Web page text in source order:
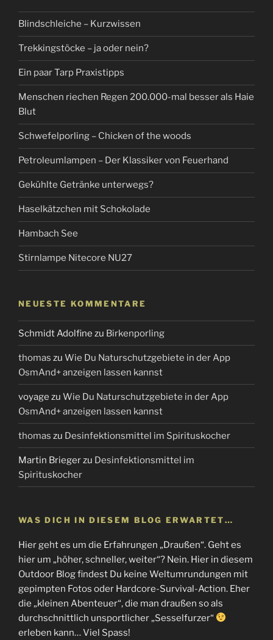
Blindschleiche – Kurzwissen
Trekkingstöcke – ja oder nein?
Ein paar Tarp Praxistipps
Menschen riechen Regen 200.000-mal besser als Haie
Blut
Schwefelporling – Chicken of the woods
Petroleumlampen – Der Klassiker von Feuerhand
Gekühlte Getränke unterwegs?
Haselkätzchen mit Schokolade
Hambach See
Stirnlampe Nitecore NU27
NEUESTE KOMMENTARE
Schmidt Adolfine zu Birkenporling
thomas zu Wie Du Naturschutzgebiete in der App
OsmAnd+ anzeigen lassen kannst
voyage zu Wie Du Naturschutzgebiete in der App
OsmAnd+ anzeigen lassen kannst
thomas zu Desinfektionsmittel im Spirituskocher
Martin Briegerzu Desinfektionsmittel im
Spirituskocher
WAS DICH IN DIESEM BLOG ERWARTET…
Hier geht es um die Erfahrungen „Draußen“. Geht es
hier um „höher, schneller, weiter“? Nein. Hier in diesem
Outdoor Blog findest Du keine Weltumrundungen mit
gepimpten Fotos oder Hardcore-Survival-Action. Eher
die „kleinen Abenteuer“, die man draußen so als
durchschnittlich unsportlicher „Sesselfurzer“
erleben kann… Viel Spass!